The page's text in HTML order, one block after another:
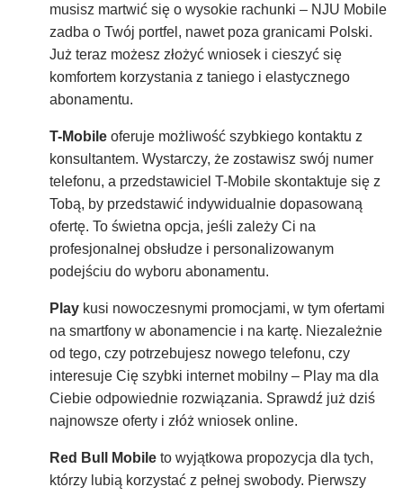
musisz martwić się o wysokie rachunki – NJU Mobile
zadba o Twój portfel, nawet poza granicami Polski.
Już teraz możesz złożyć wniosek i cieszyć się
komfortem korzystania z taniego i elastycznego
abonamentu.
T-Mobile oferuje możliwość szybkiego kontaktu z
konsultantem. Wystarczy, że zostawisz swój numer
telefonu, a przedstawiciel T-Mobile skontaktuje się z
Tobą, by przedstawić indywidualnie dopasowaną
ofertę. To świetna opcja, jeśli zależy Ci na
profesjonalnej obsłudze i personalizowanym
podejściu do wyboru abonamentu.
Play kusi nowoczesnymi promocjami, w tym ofertami
na smartfony w abonamencie i na kartę. Niezależnie
od tego, czy potrzebujesz nowego telefonu, czy
interesuje Cię szybki internet mobilny – Play ma dla
Ciebie odpowiednie rozwiązania. Sprawdź już dziś
najnowsze oferty i złóż wniosek online.
Red Bull Mobile to wyjątkowa propozycja dla tych,
którzy lubią korzystać z pełnej swobody. Pierwszy